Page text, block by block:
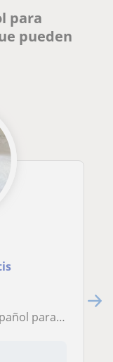
para
pueden
bachillerato y estoy cursando un grado de derecho